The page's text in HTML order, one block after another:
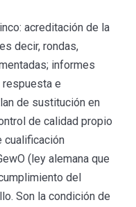
acreditación de la
decir, rondas,
informes
e
de sustitución en
de calidad propio
cualificación
(ley alemana que
del
Son la condición de